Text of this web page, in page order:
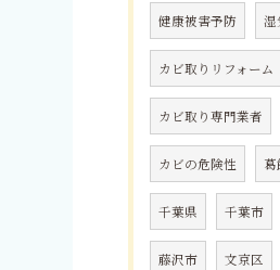
健康被害予防 湿
カビ取りリフォーム
カビ取り専門業者
カビの危険性 葛
千葉県 千葉市
藤沢市 文京区